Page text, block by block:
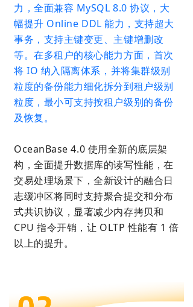
力，全面兼容 MySQL 8.0 协议，大
幅提升 Online DDL 能力，支持超大
事务，支持主键变更、主键增删改
等。在多租户的核心能力方面，首次
将 IO 纳入隔离体系，并将集群级别
粒度的备份能力细化拆分到租户级别
粒度，最小可支持按租户级别的备份
及恢复。
OceanBase 4.0 使用全新的底层架
构，全面提升数据库的读写性能，在
交易处理场景下，全新设计的融合日
志缓冲区将同时支持聚合提交和分布
式共识协议，显著减少内存拷贝和
CPU 指令开销，让 OLTP 性能有 1 倍
以上的提升。